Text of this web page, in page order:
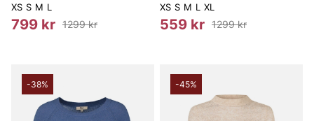
XS S M L
799 kr 1299 kr
XS S M L XL
559 kr 1299 kr
-38% -45%